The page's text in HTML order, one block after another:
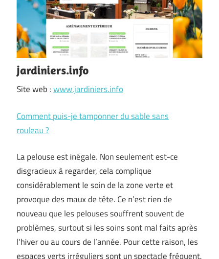
jardiniers.info
Site web :www.jardiniers.info
Comment puis-je tamponner du sable sans
rouleau ?
La pelouse est inégale. Non seulement est-ce
disgracieux à regarder, cela complique
considérablement le soin de la zone verte et
provoque des maux de tête. Ce n’est rien de
nouveau que les pelouses souffrent souvent de
problèmes, surtout si les soins sont mal faits après
l’hiver ou au cours de l’année. Pour cette raison, les
espaces verts irréguliers sont un spectacle fréquent.